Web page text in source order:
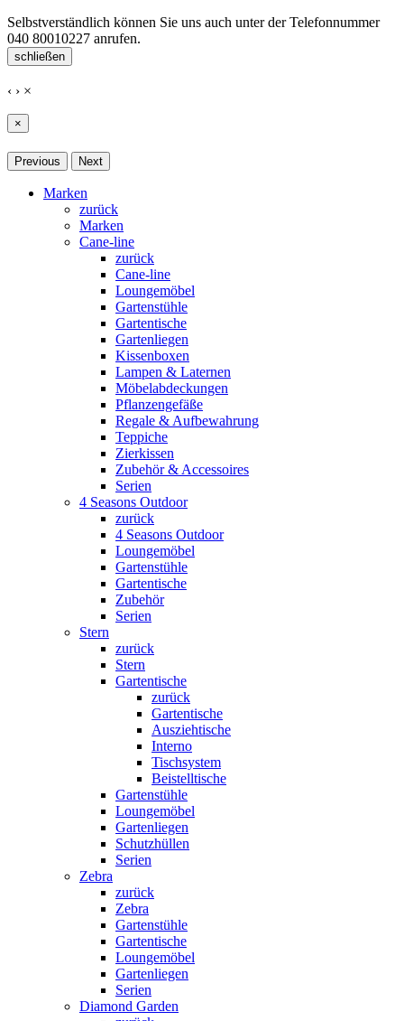
Selbstverständlich können Sie uns auch unter der Telefonnummer
040 80010227 anrufen.
schließen
‹ › ×
×
Previous Next
Marken
zurück
Marken
Cane-line
zurück
Cane-line
Loungemöbel
Gartenstühle
Gartentische
Gartenliegen
Kissenboxen
Lampen & Laternen
Möbelabdeckungen
Pflanzengefäße
Regale & Aufbewahrung
Teppiche
Zierkissen
Zubehör & Accessoires
Serien
4 Seasons Outdoor
zurück
4 Seasons Outdoor
Loungemöbel
Gartenstühle
Gartentische
Zubehör
Serien
Stern
zurück
Stern
Gartentische
zurück
Gartentische
Ausziehtische
Interno
Tischsystem
Beistelltische
Gartenstühle
Loungemöbel
Gartenliegen
Schutzhüllen
Serien
Zebra
zurück
Zebra
Gartenstühle
Gartentische
Loungemöbel
Gartenliegen
Serien
Diamond Garden